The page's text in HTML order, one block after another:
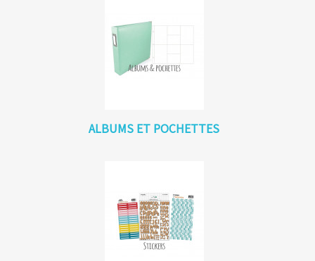
ALBUMS ET POCHETTES